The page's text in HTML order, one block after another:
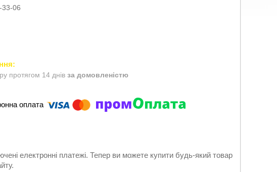
33-06
протягом 14 днів за домовленістю
електронні платежі. Тепер ви можете купити будь-який товар